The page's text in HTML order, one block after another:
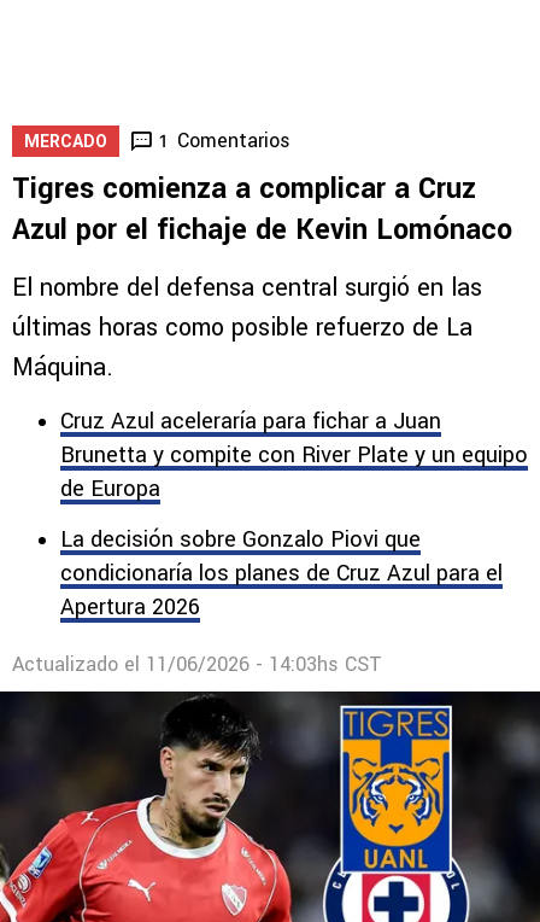
MERCADO 1 Comentarios
Tigres comienza a complicar a Cruz
Azul por el fichaje de Kevin Lomónaco
El nombre del defensa central surgió en las
últimas horas como posible refuerzo de La
Máquina.
Cruz Azul aceleraría para fichar a Juan
Brunetta y compite con River Plate y un equipo
de Europa
La decisión sobre Gonzalo Piovi que
condicionaría los planes de Cruz Azul para el
Apertura 2026
Actualizado el 11/06/2026 - 14:03hs CST